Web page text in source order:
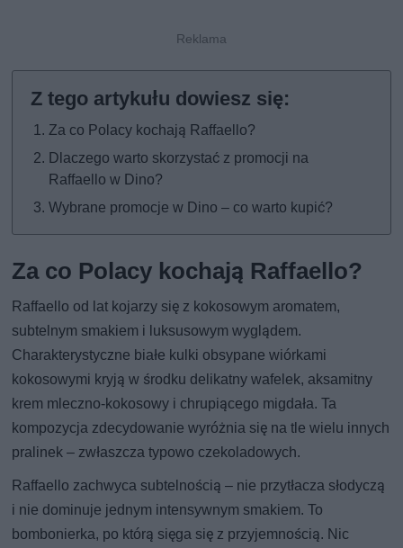
Za co Polacy kochają Raffaello?
Dlaczego warto skorzystać z promocji na
Raffaello w Dino?
Wybrane promocje w Dino – co warto kupić?
Za co Polacy kochają Raffaello?
Raffaello od lat kojarzy się z kokosowym aromatem,
subtelnym smakiem i luksusowym wyglądem.
Charakterystyczne białe kulki obsypane wiórkami
kokosowymi kryją w środku delikatny wafelek, aksamitny
krem mleczno-kokosowy i chrupiącego migdała. Ta
kompozycja zdecydowanie wyróżnia się na tle wielu innych
pralinek – zwłaszcza typowo czekoladowych.
Raffaello zachwyca subtelnością – nie przytłacza słodyczą
i nie dominuje jednym intensywnym smakiem. To
bombonierka, po którą sięga się z przyjemnością. Nic